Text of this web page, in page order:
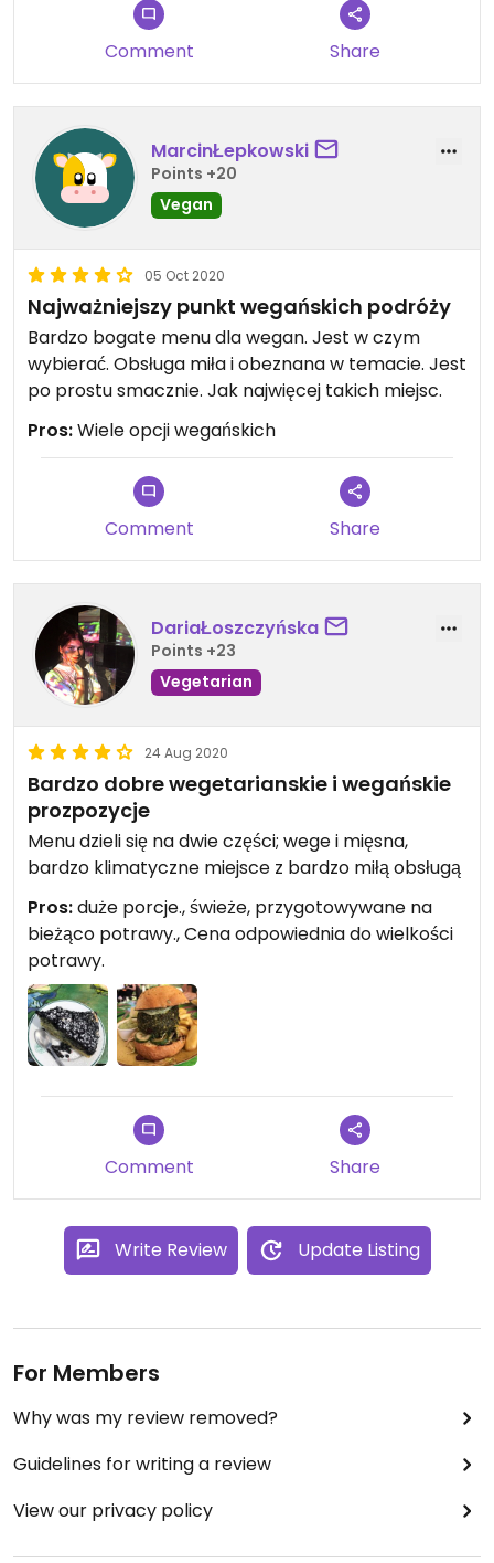
Comment Share
MarcinŁepkowski
Points +20
Vegan
05 Oct 2020
Najważniejszy punkt wegańskich podróży
Bardzo bogate menu dla wegan. Jest w czym
wybierać. Obsługa miła i obeznana w temacie. Jest
po prostu smacznie. Jak najwięcej takich miejsc.
Pros:Wiele opcji wegańskich
Comment Share
DariaŁoszczyńska
Points +23
Vegetarian
24 Aug 2020
Bardzo dobre wegetarianskie i wegańskie
prozpozycje
Menu dzieli się na dwie części; wege i mięsna,
bardzo klimatyczne miejsce z bardzo miłą obsługą
Pros:duże porcje., świeże, przygotowywane na
bieżąco potrawy., Cena odpowiednia do wielkości
potrawy.
Comment Share
Write Review Update Listing
For Members
Why was my review removed?
Guidelines for writing a review
View our privacy policy